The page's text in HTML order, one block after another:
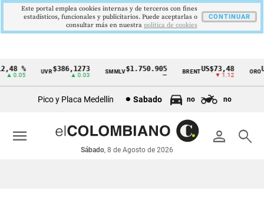
Cintillo
económicos
Colombia
%
0.05
UVR$386,1273
▲ 0.03
SMMLV$1.750.905 BRENTUS$73,48
▼ 1.12
ORO
Pico y Placa Medellín Sabado no no
person search
Sábado, 8 de Agosto de 2026
menu
Este portal emplea cookies internas y de terceros con fines
estadísticos, funcionales y publicitarios. Puede aceptarlas o
consultar más en nuestra politica de cookies
CONTINUAR